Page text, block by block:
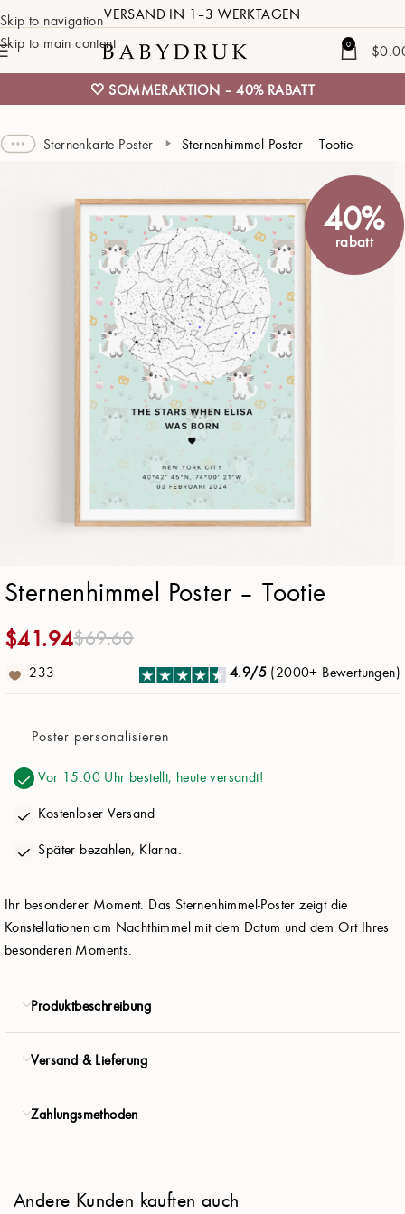
Skip to navigation
Skip to main content
VERSAND IN 1–3 WERKTAGEN
0 $
🤍 SOMMERAKTION – 40% RABATT
Geburt unseres Kleinen ❤
ORT AUSWÄHLEN
52°22'03" N, 004°54'15" E
01 JANUAR 2026
Poster Papier
Karte Farbe: Baumwollperle
Stil:
An
Milchstraße: An
Planeten:
WEITER
Sternenkarte Poster Sternenhimmel Poster – Tootie
40%
rabatt
Sternenhimmel Poster – Tootie
$69.60
$41.94
233 4.9/5 (2000+ Bewertungen)
Poster personalisieren
Vor 15:00 Uhr bestellt, heute versandt!
Kostenloser Versand
Später bezahlen, Klarna.
Ihr besonderer Moment. Das Sternenhimmel-Poster zeigt die
Konstellationen am Nachthimmel mit dem Datum und dem Ort Ihres
besonderen Moments.
Produktbeschreibung
Versand & Lieferung
Zahlungsmethoden
Andere Kunden kauften auch